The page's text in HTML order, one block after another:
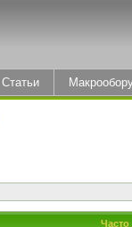
Статьи